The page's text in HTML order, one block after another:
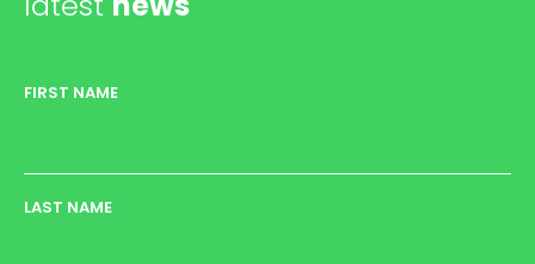
FIRST NAME
LAST NAME